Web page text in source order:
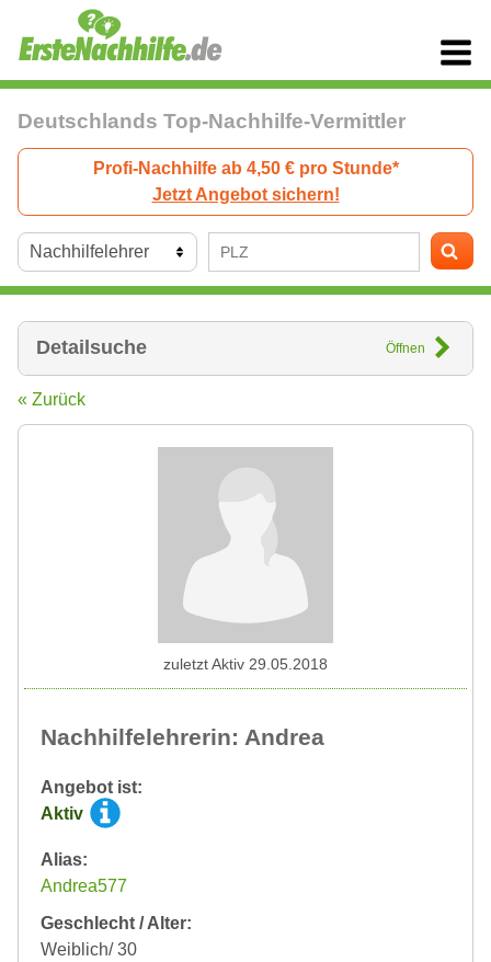
Deutschlands Top-Nachhilfe-Vermittler
Profi-Nachhilfe ab 4,50 € pro Stunde*
Jetzt Angebot sichern!
Detailsuche Öffnen
« Zurück
Nachhilfelehrerin: Andrea
Angebot ist:
Aktiv
Alias:
Andrea577
Geschlecht / Alter:
Weiblich/ 30
zuletzt Aktiv 29.05.2018